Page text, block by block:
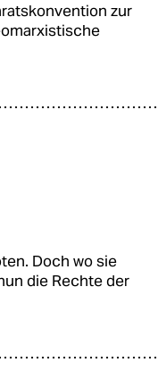
zur
Doch wo sie
die Rechte der